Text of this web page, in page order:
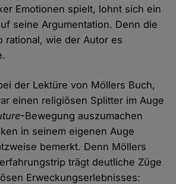
Emotionen spielt, lohnt sich ein
seine Argumentation. Denn die
rational, wie der Autor es
der Lektüre von Möllers Buch,
einen religiösen Splitter im Auge
-Bewegung auszumachen
in seinem eigenen Auge
bemerkt. Denn Möllers
trägt deutliche Züge
Erweckungserlebnisses: